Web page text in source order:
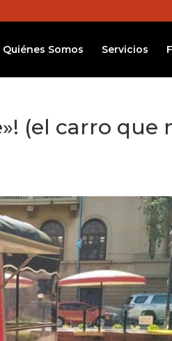
Quiénes Somos Servicios
(el carro que